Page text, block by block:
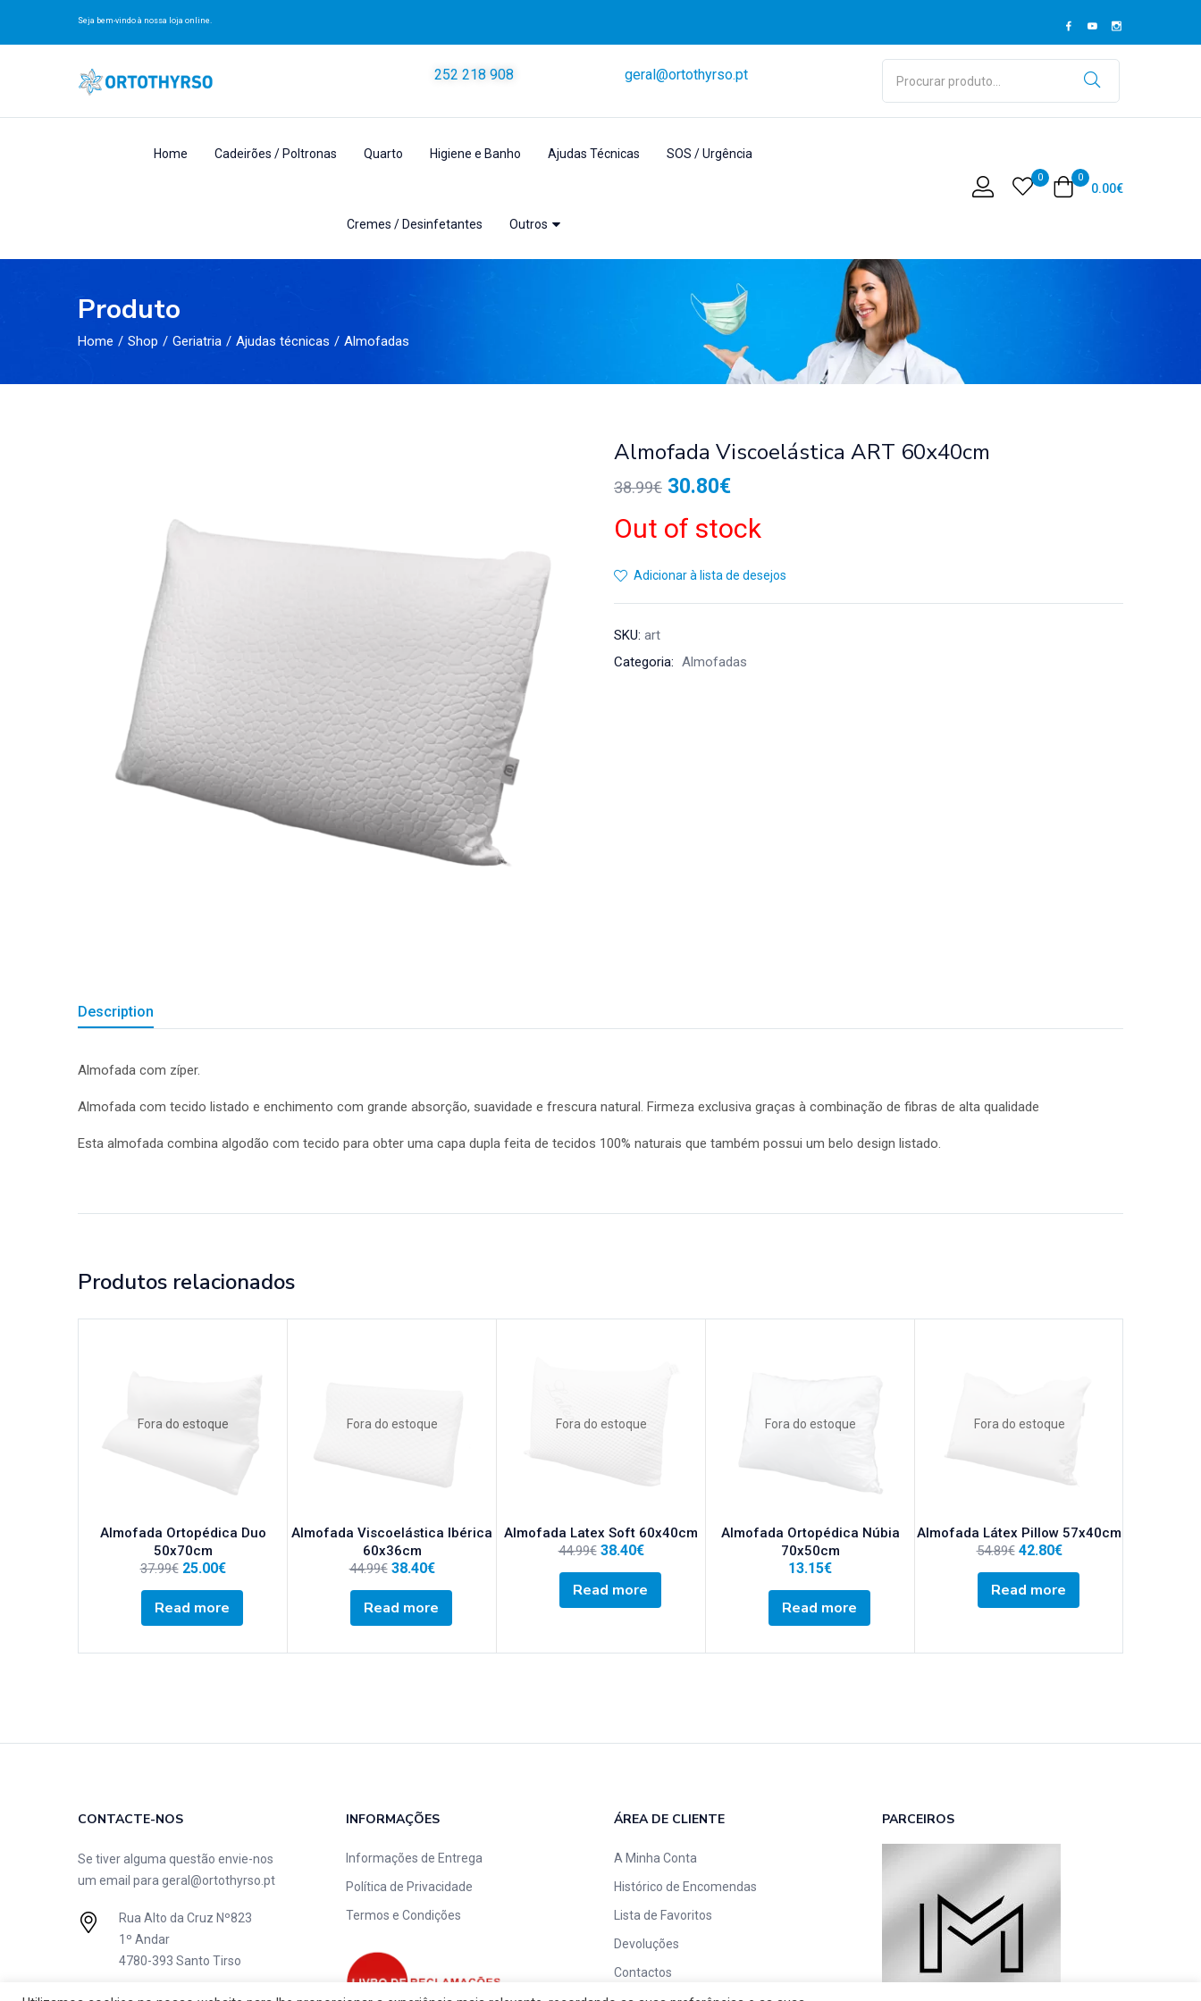
Seja bem-vindo à nossa loja online.
252 218 908 geral@ortothyrso.pt
Home Cadeirões / Poltronas Quarto Higiene e Banho Ajudas Técnicas SOS / Urgência
Cremes / Desinfetantes Outros
0 0
0.00€
Produto
Home Shop Geriatria Ajudas técnicas Almofadas
Almofada Viscoelástica ART 60x40cm
38.99€ 30.80€
Out of stock
Adicionar à lista de desejos
SKU: art
Categoria: Almofadas
Description
Almofada com zíper.
Almofada com tecido listado e enchimento com grande absorção, suavidade e frescura natural. Firmeza exclusiva graças à combinação de fibras de alta qualidade
Esta almofada combina algodão com tecido para obter uma capa dupla feita de tecidos 100% naturais que também possui um belo design listado.
Produtos relacionados
Fora do estoque
Almofada Ortopédica Duo
50x70cm
37.99€ 25.00€
Read more
Fora do estoque
Almofada Viscoelástica Ibérica
60x36cm
44.99€ 38.40€
Read more
Fora do estoque
Almofada Latex Soft 60x40cm
44.99€ 38.40€
Read more
Fora do estoque
Almofada Ortopédica Núbia
70x50cm
13.15€
Read more
Fora do estoque
Almofada Látex Pillow 57x40cm
54.89€ 42.80€
Read more
CONTACTE-NOS
Se tiver alguma questão envie-nos
um email para geral@ortothyrso.pt
Rua Alto da Cruz Nº823
1º Andar
4780-393 Santo Tirso
INFORMAÇÕES
Informações de Entrega
Política de Privacidade
Termos e Condições
ÁREA DE CLIENTE
A Minha Conta
Histórico de Encomendas
Lista de Favoritos
Devoluções
Contactos
PARCEIROS